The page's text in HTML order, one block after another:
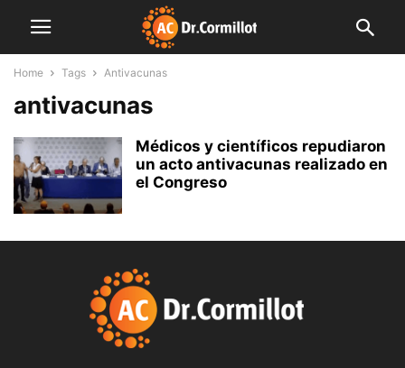
Home Tags Antivacunas
antivacunas
Médicos y científicos repudiaron
un acto antivacunas realizado en
el Congreso